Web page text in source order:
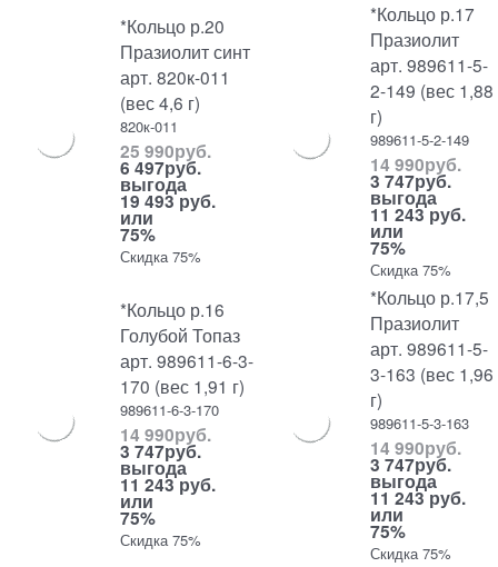
*Кольцо р.20
Празиолит синт
арт. 820к-011
(вес 4,6 г)
820к-011
25 990руб.
6 497руб.
выгода
19 493 руб.
или
75%
Скидка 75%
*Кольцо р.17
Празиолит
арт. 989611-5-
2-149 (вес 1,88
г)
989611-5-2-149
14 990руб.
3 747руб.
выгода
11 243 руб.
или
75%
Скидка 75%
*Кольцо р.16
Голубой Топаз
арт. 989611-6-3-
170 (вес 1,91 г)
989611-6-3-170
14 990руб.
3 747руб.
выгода
11 243 руб.
или
75%
Скидка 75%
*Кольцо р.17,5
Празиолит
арт. 989611-5-
3-163 (вес 1,96
г)
989611-5-3-163
14 990руб.
3 747руб.
выгода
11 243 руб.
или
75%
Скидка 75%